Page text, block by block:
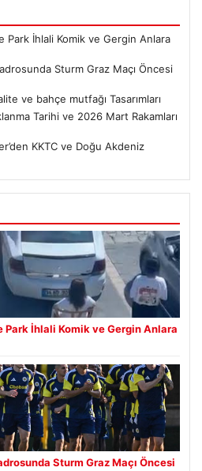
Park İhlali Komik ve Gergin Anlara
Sturm Graz Maçı Öncesi
ve bahçe mutfağı Tasarımları
Tarihi ve 2026 Mart Rakamları
KKTC ve Doğu Akdeniz
Park İhlali Komik ve Gergin Anlara
Sturm Graz Maçı Öncesi